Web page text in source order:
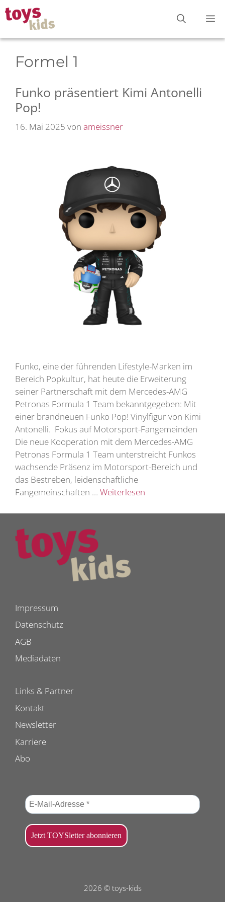
Zum
Inhalt
springen
Formel 1
Funko präsentiert Kimi Antonelli
Pop!
16. Mai 2025 von ameissner
Funko, eine der führenden Lifestyle-Marken im
Bereich Popkultur, hat heute die Erweiterung
seiner Partnerschaft mit dem Mercedes-AMG
Petronas Formula 1 Team bekanntgegeben: Mit
einer brandneuen Funko Pop! Vinylfigur von Kimi
Antonelli. Fokus auf Motorsport-Fangemeinden
Die neue Kooperation mit dem Mercedes-AMG
Petronas Formula 1 Team unterstreicht Funkos
wachsende Präsenz im Motorsport-Bereich und
das Bestreben, leidenschaftliche
Fangemeinschaften … Weiterlesen
Impressum
Datenschutz
AGB
Mediadaten
Links & Partner
Kontakt
Newsletter
Karriere
Abo
2026 © toys-kids